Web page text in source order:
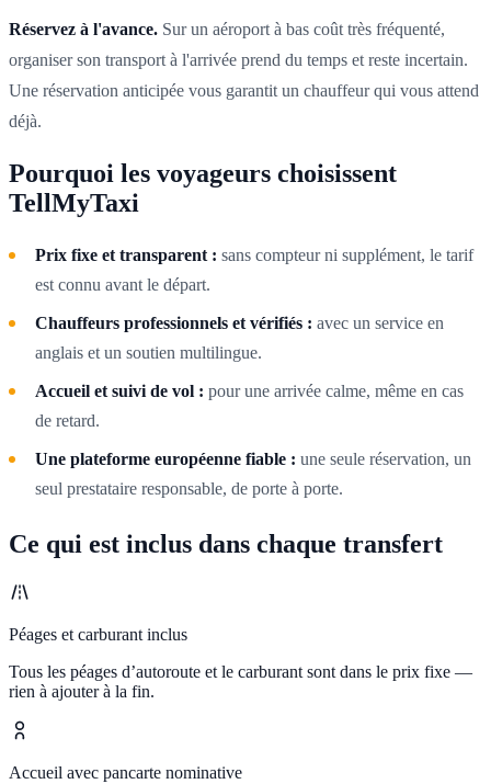
Réservez à l'avance. Sur un aéroport à bas coût très fréquenté,
organiser son transport à l'arrivée prend du temps et reste incertain.
Une réservation anticipée vous garantit un chauffeur qui vous attend
déjà.
Pourquoi les voyageurs choisissent
TellMyTaxi
Prix fixe et transparent : sans compteur ni supplément, le tarif
est connu avant le départ.
Chauffeurs professionnels et vérifiés : avec un service en
anglais et un soutien multilingue.
Accueil et suivi de vol : pour une arrivée calme, même en cas
de retard.
Une plateforme européenne fiable : une seule réservation, un
seul prestataire responsable, de porte à porte.
Ce qui est inclus dans chaque transfert
Péages et carburant inclus
Tous les péages d’autoroute et le carburant sont dans le prix fixe —
rien à ajouter à la fin.
Accueil avec pancarte nominative